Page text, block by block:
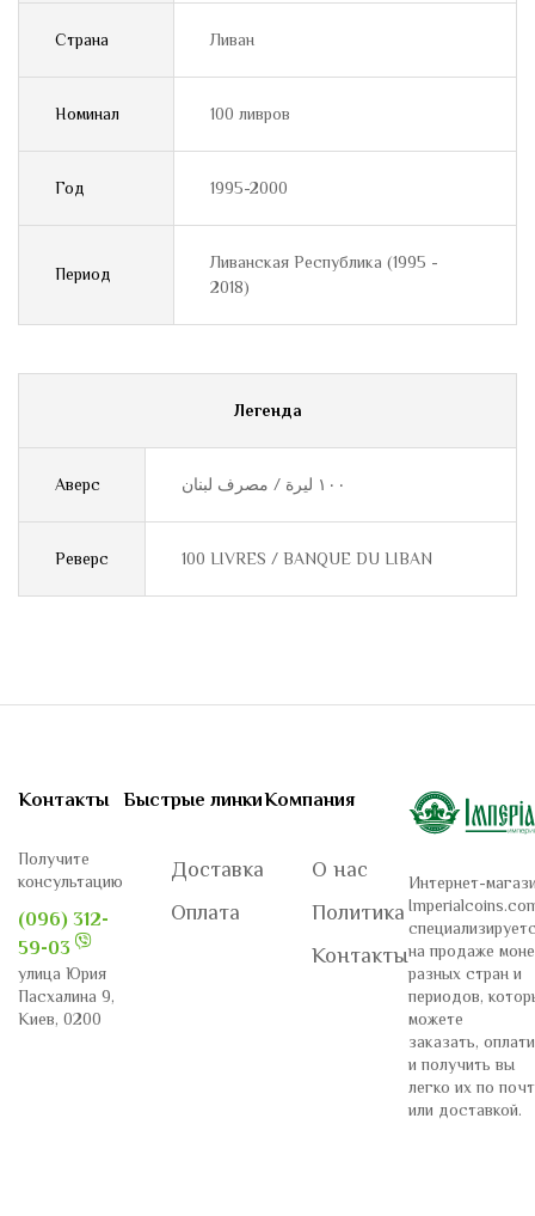
Страна Ливан
Номинал 100 ливров
Год 1995-2000
Период
Ливанская Республика (1995 -
2018)
Легенда
Аверс ١٠٠ ليرة / مصرف لبنان
Реверс 100 LIVRES / BANQUE DU LIBAN
Контакты
Получите
консультацию
(096) 312-
59-03
улица Юрия
Пасхалина 9,
Киев, 0200
Быстрые линки
Доставка
Оплата
Компания
О нас
Политика
Контакты
Интернет-
на продаже
разных стран и
периодов,
можете
заказать,
и получить вы
легко их по
или доставкой.